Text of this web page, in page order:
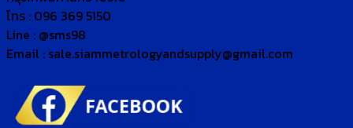
โทร : 096 369 5150
Line : @sms98
Email : sale.siammetrologyandsupply@gmail.com